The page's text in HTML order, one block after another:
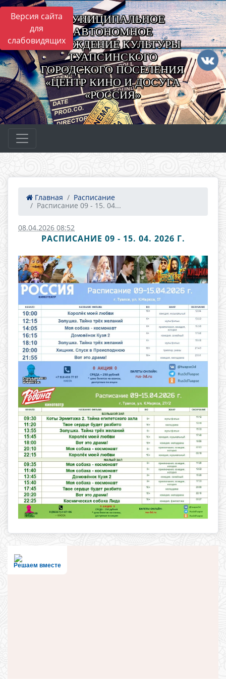
Версия сайта
для
слабовидящих
МУНИЦИПАЛЬНОЕ
АВТОНОМНОЕ
УЧРЕЖДЕНИЕ КУЛЬТУРЫ
ТУАПСИНСКОГО
ГОРОДСКОГО ПОСЕЛЕНИЯ
«ЦЕНТР КИНО И ДОСУГА
«РОССИЯ»
Главная
Расписание
Расписание 09 - 15. 04...
08.04.2026 08:52
РАСПИСАНИЕ 09 - 15. 04. 2026 Г.
Решаем вместе